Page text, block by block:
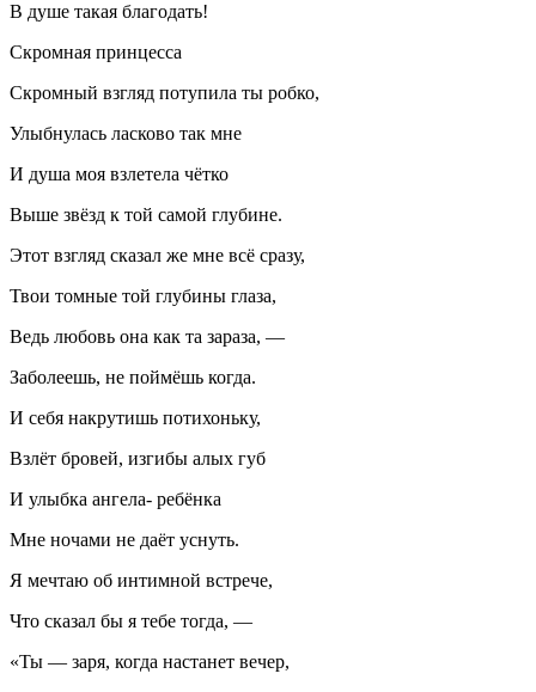
В душе такая благодать!
Скромная принцесса
Скромный взгляд потупила ты робко,
Улыбнулась ласково так мне
И душа моя взлетела чётко
Выше звёзд к той самой глубине.
Этот взгляд сказал же мне всё сразу,
Твои томные той глубины глаза,
Ведь любовь она как та зараза, —
Заболеешь, не поймёшь когда.
И себя накрутишь потихоньку,
Взлёт бровей, изгибы алых губ
И улыбка ангела- ребёнка
Мне ночами не даёт уснуть.
Я мечтаю об интимной встрече,
Что сказал бы я тебе тогда, —
«Ты — заря, когда настанет вечер,